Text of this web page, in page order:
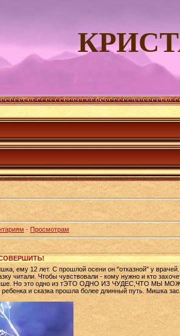
· Просмотрам
ему 12 лет. С прошлой осени он "отказной" у
читали. Чтобы чувствовали - кому нужно и кто
лучше. Но это одно из тЭТО ОДНО ИЗ ЧУДЕС,ЧТО МЫ
и сказка прошла более длинный путь. Мишка